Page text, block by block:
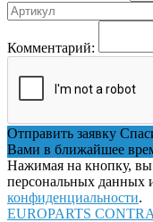
Комментарий:
Отправить заявку
Вами в ближайшее
Нажимая на кнопку, вы
персональных данных
конфиденциальности.
EUROPARTS